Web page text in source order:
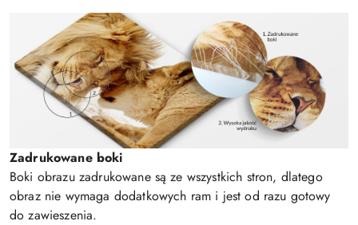
Zadrukowane boki
Boki obrazu zadrukowane są ze wszystkich stron, dlatego
obraz nie wymaga dodatkowych ram i jest od razu gotowy
do zawieszenia.